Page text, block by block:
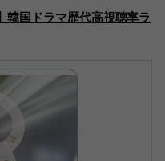
韓国ドラマ歴代高視聴率ラ